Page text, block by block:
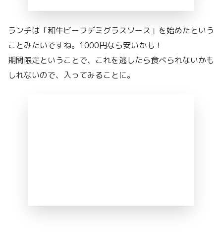
ランチは「和牛ビーフデミグラスソース」を始めたという
ことみたいですね。1000円なら安いかも！
期間限定ということで、これを逃したら食べられないかも
しれないので、入ってみることに。